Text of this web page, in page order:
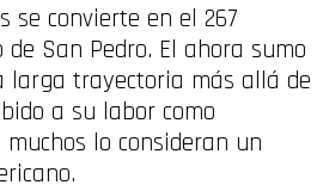
se convierte en el 267
San Pedro. El ahora sumo
larga trayectoria más allá de
a su labor como
lo consideran un